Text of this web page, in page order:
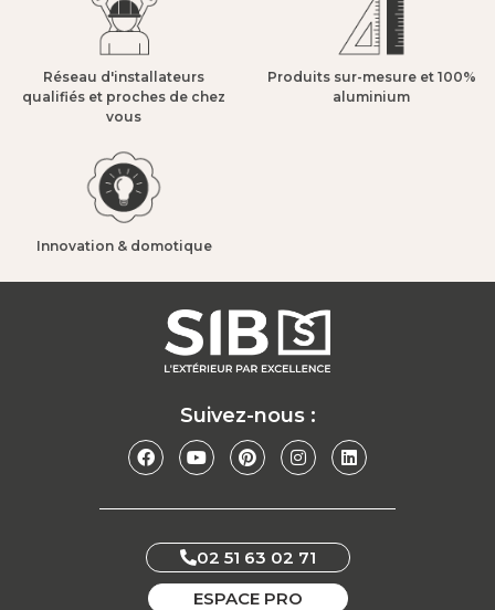
Réseau d'installateurs
qualifiés et proches de chez
vous​
Produits sur-mesure et 100%
aluminium​
Innovation & domotique​
Suivez-nous :
02 51 63 02 71
ESPACE PRO